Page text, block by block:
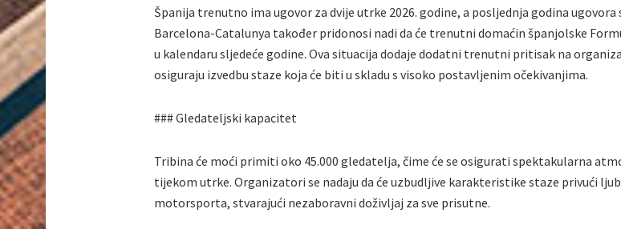
Španija trenutno ima ugovor za dvije utrke 2026. godine, a posljednja godina ugovora
Barcelona-Catalunya također pridonosi nadi da će trenutni domaćin španjolske
u kalendaru sljedeće godine. Ova situacija dodaje dodatni trenutni pritisak na
osiguraju izvedbu staze koja će biti u skladu s visoko postavljenim očekivanjima.
### Gledateljski kapacitet
Tribina će moći primiti oko 45.000 gledatelja, čime će se osigurati spektakularna
tijekom utrke. Organizatori se nadaju da će uzbudljive karakteristike staze privući
motorsporta, stvarajući nezaboravni doživljaj za sve prisutne.